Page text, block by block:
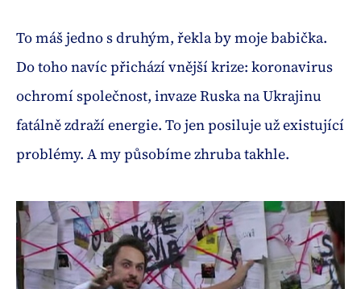
To máš jedno s druhým, řekla by moje babička.
Do toho navíc přichází vnější krize: koronavirus
ochromí společnost, invaze Ruska na Ukrajinu
fatálně zdraží energie. To jen posiluje už existující
problémy. A my působíme zhruba takhle.